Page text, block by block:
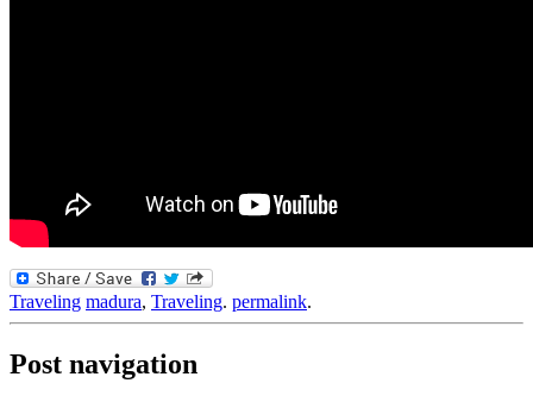
Traveling madura, Traveling. permalink.
Post navigation